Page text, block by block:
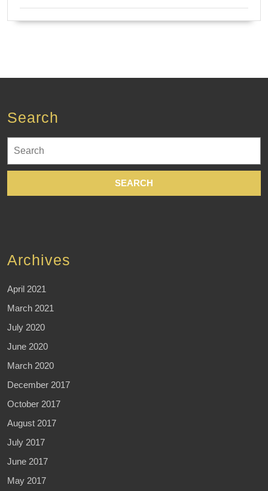
Search
for:
Archives
April 2021
March 2021
July 2020
June 2020
March 2020
December 2017
October 2017
August 2017
July 2017
June 2017
May 2017